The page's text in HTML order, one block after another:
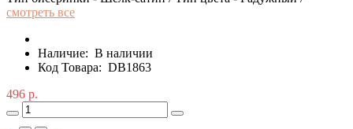
смотреть все
Наличие: В наличии
Код Товара: DB1863
496 р.